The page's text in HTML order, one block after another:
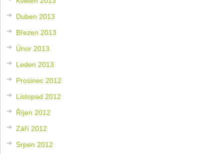
Duben 2013
Březen 2013
Únor 2013
Leden 2013
Prosinec 2012
Listopad 2012
Říjen 2012
Září 2012
Srpen 2012